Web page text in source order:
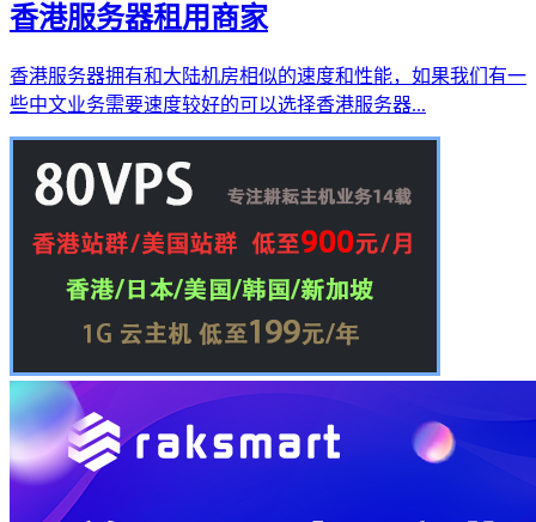
香港服务器租用商家
香港服务器拥有和大陆机房相似的速度和性能，如果我们有一
些中文业务需要速度较好的可以选择香港服务器...